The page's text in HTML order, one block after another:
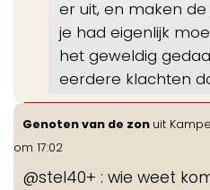
er uit, en maken de
je had eigenlijk
het geweldig
eerdere klachten
Genoten van de zon uit
om 17:02
@stel40+ : wie weet